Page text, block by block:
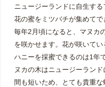
ニュージーランドに自生す
花の蜜をミツバチが集めてで
毎年2月頃になると、マヌカ
を咲かせます。花が咲いて
ハニーを採蜜できるのは1年
ヌカの木はニュージーラン
間も短いため、とても貴重な